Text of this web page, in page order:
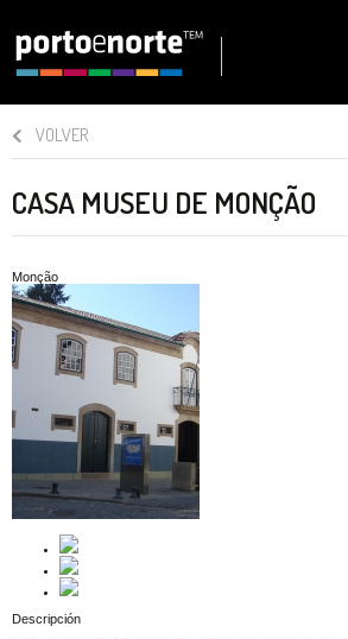
VOLVER
CASA MUSEU DE MONÇÃO
Monção
Descripción